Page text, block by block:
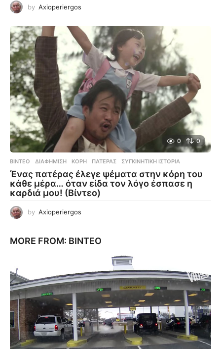
by Axioperiergos
0 0
ΒΊΝΤΕΟ ΔΙΑΦΉΜΙΣΗ ,ΚΌΡΗ ,ΠΑΤΈΡΑΣ ,ΣΥΓΚΙΝΗΤΙΚΉ ΙΣΤΟΡΊΑ
Ένας πατέρας έλεγε ψέματα στην κόρη του
κάθε μέρα… όταν είδα τον λόγο έσπασε η
καρδιά μου! (Βίντεο)
by Axioperiergos
MORE FROM: ΒΊΝΤΕΟ